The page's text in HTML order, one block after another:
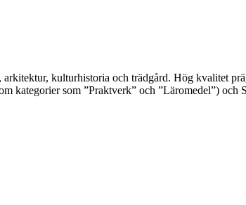
kulturhistoria och trädgård. Hög kvalitet
kategorier som ”Praktverk” och ”Läromedel”) och